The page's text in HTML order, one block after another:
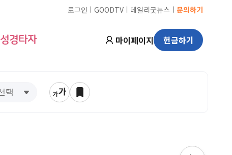
로그인 ㅣ GOODTV ㅣ 데일리굿뉴스 ㅣ 문의하기
성경타자 마이페이지 헌금하기